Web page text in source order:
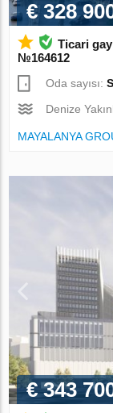
€ 328
Ticari
№164612
Oda sayısı:
Denize
MAYALANYA
€ 343